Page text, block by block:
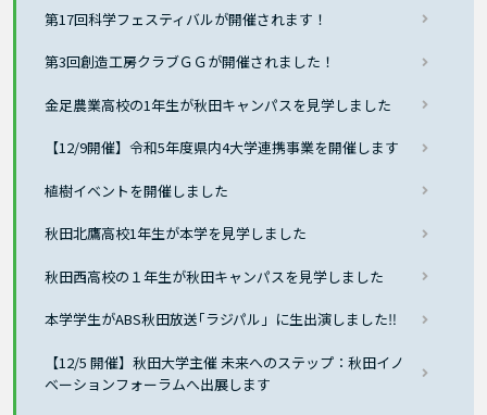
第17回科学フェスティバルが開催されます！
第3回創造工房クラブＧＧが開催されました！
金足農業高校の1年生が秋田キャンパスを見学しました
【12/9開催】令和5年度県内4大学連携事業を開催します
植樹イベントを開催しました
秋田北鷹高校1年生が本学を見学しました
秋田西高校の１年生が秋田キャンパスを見学しました
本学学生がABS秋田放送｢ラジパル」に生出演しました‼
【12/5 開催】秋田大学主催 未来へのステップ：秋田イノ
ベーションフォーラムへ出展します